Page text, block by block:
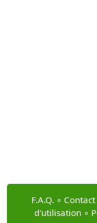
F.A.Q. ∘ Contact
d'utilisation∘